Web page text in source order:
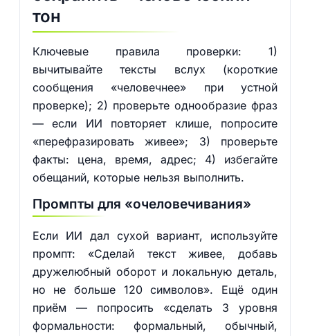
тон
Ключевые правила проверки: 1)
вычитывайте тексты вслух (короткие
сообщения «человечнее» при устной
проверке); 2) проверьте однообразие фраз
— если ИИ повторяет клише, попросите
«перефразировать живее»; 3) проверьте
факты: цена, время, адрес; 4) избегайте
обещаний, которые нельзя выполнить.
Промпты для «очеловечивания»
Если ИИ дал сухой вариант, используйте
промпт: «Сделай текст живее, добавь
дружелюбный оборот и локальную деталь,
но не больше 120 символов». Ещё один
приём — попросить «сделать 3 уровня
формальности: формальный, обычный,